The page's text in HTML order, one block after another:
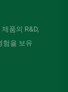
품의 R&D,
험을 보유